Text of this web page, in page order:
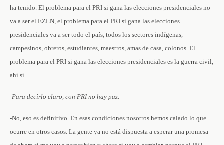
ha tenido. El problema para el PRI si gana las elecciones presidenciales no
va a ser el EZLN, el problema para el PRI si gana las elecciones
presidenciales va a ser todo el país, todos los sectores indígenas,
campesinos, obreros, estudiantes, maestros, amas de casa, colonos. El
problema para el PRI si gana las elecciones presidenciales es la guerra civil,
ahí sí.
-Para decirlo claro, con PRI no hay paz.
-No, eso es definitivo. En esas condiciones nosotros hemos calado lo que
ocurre en otros casos. La gente ya no está dispuesta a esperar una promesa